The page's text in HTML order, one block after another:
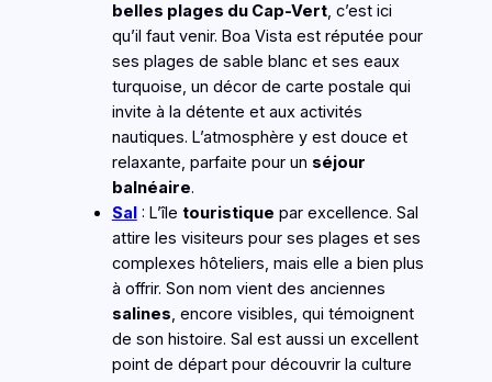
belles plages du Cap-Vert, c’est ici
qu’il faut venir. Boa Vista est réputée pour
ses plages de sable blanc et ses eaux
turquoise, un décor de carte postale qui
invite à la détente et aux activités
nautiques. L’atmosphère y est douce et
relaxante, parfaite pour un séjour
balnéaire.
Sal: L’île touristique par excellence. Sal
attire les visiteurs pour ses plages et ses
complexes hôteliers, mais elle a bien plus
à offrir. Son nom vient des anciennes
salines, encore visibles, qui témoignent
de son histoire. Sal est aussi un excellent
point de départ pour découvrir la culture